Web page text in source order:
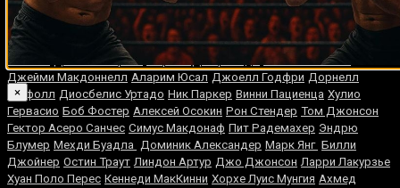
Росс Пьюритти Брюс Селдон Вирджил Хилл
Дюран
Фрэнк Мир Ариэль Круз Умар Саламов Эмануэль
Джамейн Ортис Маркос Джеральдо Ислам Махачев
Джейми Макдоннелл Аларим Юсал Джоелл Годфри Дорнелл
Вигфолл Диосбелис Уртадо Ник Паркер Винни Пациенца Хулио
Гервасио Боб Фостер Алексей Осокин Рон Стендер Том Джонсон
Гектор Асеро Санчес Симус Макдонаф Пит Радемахер Эндрю
Блумер Мехди Буадла Доминик Александер Марк Янг Билли
Джойнер Остин Траут Линдон Артур Джо Джонсон Ларри Лакурзье
Хуан Поло Перес Кеннеди МакКинни Хорхе Луис Мунгия Ахмед
×